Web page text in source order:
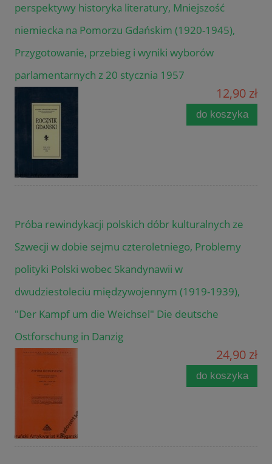
perspektywy historyka literatury, Mniejszość
niemiecka na Pomorzu Gdańskim (1920-1945),
Przygotowanie, przebieg i wyniki wyborów
parlamentarnych z 20 stycznia 1957
12,90 zł
do koszyka
Próba rewindykacji polskich dóbr kulturalnych ze
Szwecji w dobie sejmu czteroletniego, Problemy
polityki Polski wobec Skandynawii w
dwudziestoleciu międzywojennym (1919-1939),
"Der Kampf um die Weichsel" Die deutsche
Ostforschung in Danzig
24,90 zł
do koszyka